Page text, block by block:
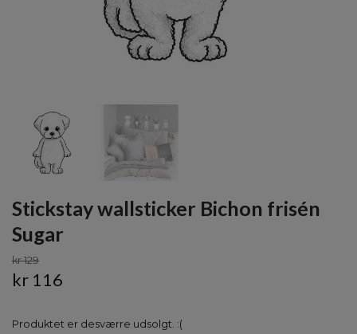
Stickstay wallsticker Bichon frisén
Sugar
kr 129
kr 116
Produktet er desværre udsolgt. :(